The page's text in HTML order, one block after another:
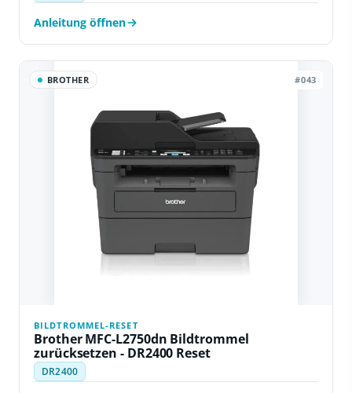
Anleitung öffnen
BROTHER #043
BILDTROMMEL-RESET
Brother MFC-L2750dn Bildtrommel
zurücksetzen - DR2400 Reset
DR2400